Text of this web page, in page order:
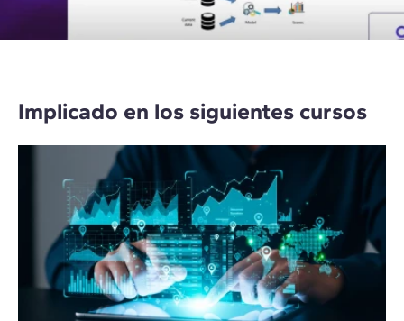
Implicado en los siguientes cursos